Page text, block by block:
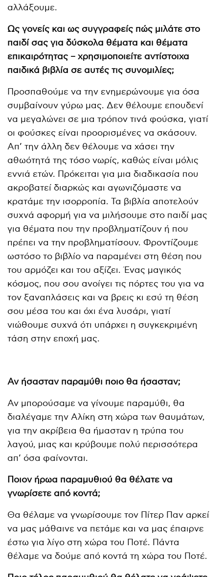
αλλάξουμε.
Ως γονείς και ως συγγραφείς πώς μιλάτε στο
παιδί σας για δύσκολα θέματα και θέματα
επικαιρότητας – χρησιμοποιείτε αντίστοιχα
παιδικά βιβλία σε αυτές τις συνομιλίες;
Προσπαθούμε να την ενημερώνουμε για όσα
συμβαίνουν γύρω μας. Δεν θέλουμε επουδενί
να μεγαλώνει σε μια τρόπον τινά φούσκα, γιατί
οι φούσκες είναι προορισμένες να σκάσουν.
Απ’ την άλλη δεν θέλουμε να χάσει την
αθωότητά της τόσο νωρίς, καθώς είναι μόλις
εννιά ετών. Πρόκειται για μια διαδικασία που
ακροβατεί διαρκώς και αγωνιζόμαστε να
κρατάμε την ισορροπία. Τα βιβλία αποτελούν
συχνά αφορμή για να μιλήσουμε στο παιδί μας
για θέματα που την προβληματίζουν ή που
πρέπει να την προβληματίσουν. Φροντίζουμε
ωστόσο το βιβλίο να παραμένει στη θέση που
του αρμόζει και του αξίζει. Ένας μαγικός
κόσμος, που σου ανοίγει τις πόρτες του για να
τον ξαναπλάσεις και να βρεις κι εσύ τη θέση
σου μέσα του και όχι ένα λυσάρι, γιατί
νιώθουμε συχνά ότι υπάρχει η συγκεκριμένη
τάση στην εποχή μας.
Αν ήσασταν παραμύθι ποιο θα ήσασταν;
Αν μπορούσαμε να γίνουμε παραμύθι, θα
διαλέγαμε την Αλίκη στη χώρα των θαυμάτων,
για την ακρίβεια θα ήμασταν η τρύπα του
λαγού, μιας και κρύβουμε πολύ περισσότερα
απ’ όσα φαίνονται.
Ποιον ήρωα παραμυθιού θα θέλατε να
γνωρίσετε από κοντά;
Θα θέλαμε να γνωρίσουμε τον Πίτερ Παν αρκεί
να μας μάθαινε να πετάμε και να μας έπαιρνε
έστω για λίγο στη χώρα του Ποτέ. Πάντα
θέλαμε να δούμε από κοντά τη χώρα του Ποτέ.